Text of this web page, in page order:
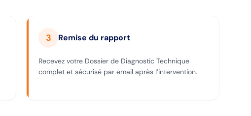
3 Remise du rapport
Recevez votre Dossier de Diagnostic Technique
complet et sécurisé par email après l’intervention.